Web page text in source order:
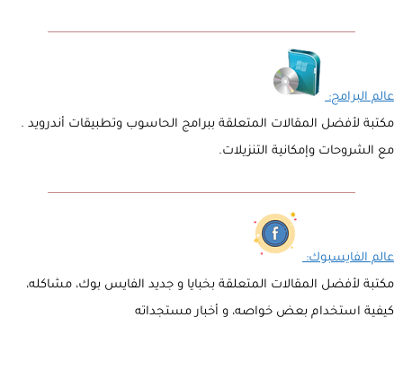
عالم البرامج:
مكتبة لأفضل المقالات المتعلقة ببرامج الحاسوب وتطبيقات أندرويد .
مع الشروحات وإمكانية التنزيلات.
عالم الفايسبوك:
مكتبة لأفضل المقالات المتعلقة بخبايا و جديد الفايس بوك، مشاكله،
كيفية استخدام بعض خواصه، و أخبار مستجداته